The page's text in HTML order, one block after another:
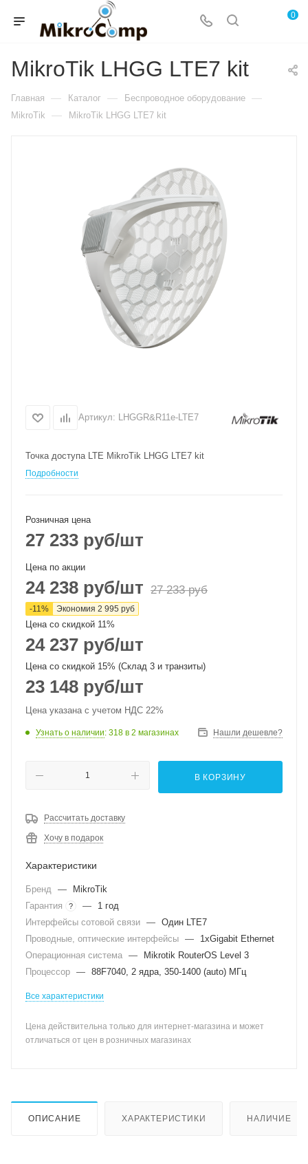
0
MikroTik LHGG LTE7 kit
Главная — Каталог — Беспроводное оборудование —
MikroTik — MikroTik LHGG LTE7 kit
Артикул: LHGGR&R11e-LTE7
Точка доступа LTE MikroTik LHGG LTE7 kit
Подробности
Розничная цена
27 233 руб/шт
Цена по акции
24 238 руб/шт 27 233руб
-11% Экономия 2 995 руб
Цена со скидкой 11%
24 237 руб/шт
Цена со скидкой 15% (Склад 3 и транзиты)
23 148 руб/шт
Цена указана с учетом НДС 22%
Узнать о наличии: 318 в 2 магазинах Нашли дешевле?
В КОРЗИНУ
Рассчитать доставку
Хочу в подарок
Характеристики
Бренд —
MikroTik
Гарантия
? —
1 год
Интерфейсы сотовой связи — Один LTE7
Проводные, оптические интерфейсы —
1xGigabit Ethernet
Операционная система —
Mikrotik RouterOS Level 3
Процессор — 88F7040, 2 ядра, 350-1400 (auto) МГц
Все характеристики
Цена действительна только для интернет-магазина и может
отличаться от цен в розничных магазинах
ОПИСАНИЕ ХАРАКТЕРИСТИКИ НАЛИЧИЕ